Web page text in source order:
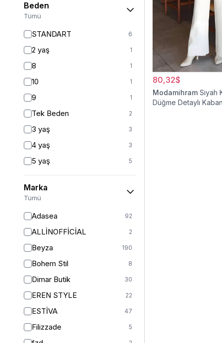
Palazzo 27
Beden
Tümü
STANDART 6
2 yaş 1
8 1
10 1
9 1
Tek Beden 2
3 yaş 3
4 yaş 3
5 yaş 5
6 yaş 5
6-7 yaş 1
Marka
Tümü
Adasea 92
ALLİNOFFİCİAL 2
Beyza 190
Bohem Stil 8
Dimar Butik 30
EREN STYLE 22
ESTİVA 47
Filizzade 5
80,32$
Modamihram Siyah
Düğme Detaylı Kaban